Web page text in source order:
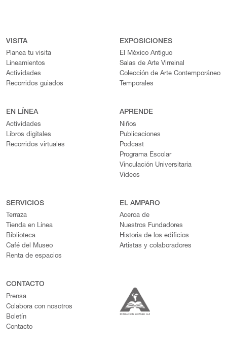
VISITA
Planea tu visita
Lineamientos
Actividades
Recorridos guiados
EXPOSICIONES
El México Antiguo
Salas de Arte Virreinal
Colección de Arte Contemporáneo
Temporales
EN LÍNEA
Actividades
Libros digitales
Recorridos virtuales
APRENDE
Niños
Publicaciones
Podcast
Programa Escolar
Vinculación Universitaria
Videos
SERVICIOS
Terraza
Tienda en Línea
Biblioteca
Café del Museo
Renta de espacios
EL AMPARO
Acerca de
Nuestros Fundadores
Historia de los edificios
Artistas y colaboradores
CONTACTO
Prensa
Colabora con nosotros
Boletín
Contacto